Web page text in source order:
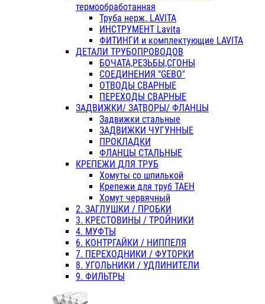
термообработанная
Труба нерж. LAVITA
ИНСТРУМЕНТ Lavita
ФИТИНГИ и комплектующие LAVITA
ДЕТАЛИ ТРУБОПРОВОДОВ
БОЧАТА,РЕЗЬБЫ,СГОНЫ
СОЕДИНЕНИЯ "GEBO"
ОТВОДЫ СВАРНЫЕ
ПЕРЕХОДЫ СВАРНЫЕ
ЗАДВИЖКИ/ ЗАТВОРЫ/ ФЛАНЦЫ
Задвижки стальные
ЗАДВИЖКИ ЧУГУННЫЕ
ПРОКЛАДКИ
ФЛАНЦЫ СТАЛЬНЫЕ
КРЕПЕЖИ ДЛЯ ТРУБ
Хомуты со шпилькой
Крепежи для труб ТАЕН
Хомут червячный
2. ЗАГЛУШКИ / ПРОБКИ
3. КРЕСТОВИНЫ / ТРОЙНИКИ
4. МУФТЫ
6. КОНТРГАЙКИ / НИППЕЛЯ
7. ПЕРЕХОДНИКИ / ФУТОРКИ
8. УГОЛЬНИКИ / УДЛИНИТЕЛИ
9. ФИЛЬТРЫ